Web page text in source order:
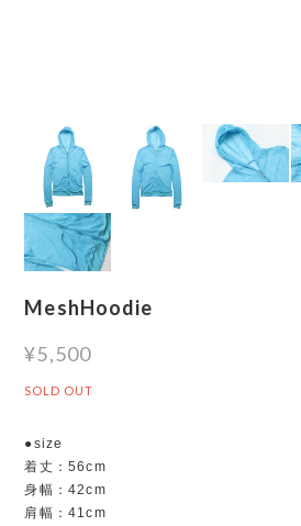
MeshHoodie
¥5,500
SOLD OUT
●size
着丈：56cm
身幅：42cm
肩幅：41cm